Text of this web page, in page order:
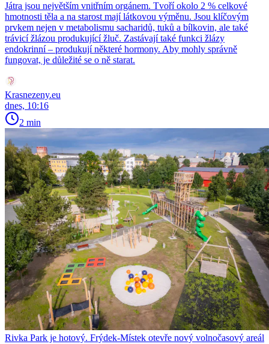
Játra jsou největším vnitřním orgánem. Tvoří okolo 2 % celkové
hmotnosti těla a na starost mají látkovou výměnu. Jsou klíčovým
prvkem nejen v metabolismu sacharidů, tuků a bílkovin, ale také
trávicí žlázou produkující žluč. Zastávají také funkci žlázy
endokrinní – produkují některé hormony. Aby mohly správně
fungovat, je důležité se o ně starat.
Krasnezeny.eu
dnes, 10:16
2 min
Rivka Park je hotový. Frýdek-Místek otevře nový volnočasový areál